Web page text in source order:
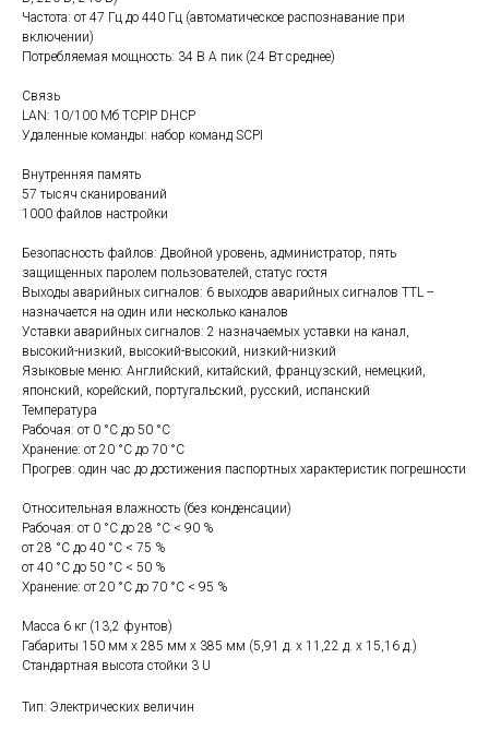
Частота: от 47 Гц до 440 Гц (автоматическое распознавание при
включении)
Потребляемая мощность: 34 В А пик (24 Вт среднее)
Связь
LAN: 10/100 Мб TCPIP DHCP
Удаленные команды: набор команд SCPI
Внутренняя память
57 тысяч сканирований
1000 файлов настройки
Безопасность файлов: Двойной уровень, администратор, пять
защищенных паролем пользователей, статус гостя
Выходы аварийных сигналов: 6 выходов аварийных сигналов TTL --
назначается на один или несколько каналов
Уставки аварийных сигналов: 2 назначаемых уставки на канал,
высокий-низкий, высокий-высокий, низкий-низкий
Языковые меню: Английский, китайский, французский, немецкий,
японский, корейский, португальский, русский, испанский
Температура
Рабочая: от 0 °C до 50 °C
Хранение: от 20 °C до 70 °C
Прогрев: один час до достижения паспортных характеристик погрешности
Относительная влажность (без конденсации)
Рабочая: от 0 °C до 28 °C < 90 %
от 28 °C до 40 °C < 75 %
от 40 °C до 50 °C < 50 %
Хранение: от 20 °C до 70 °C < 95 %
Масса 6 кг (13,2 фунтов)
Габариты 150 мм x 285 мм x 385 мм (5,91 д. x 11,22 д. x 15,16 д.)
Стандартная высота стойки 3 U
Тип: Электрических величин